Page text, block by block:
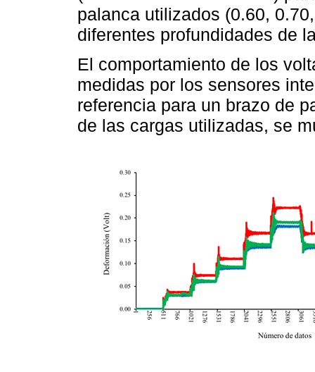
palanca utilizados (0.60,
diferentes profundidades de
El comportamiento de los
medidas por los sensores
referencia para un brazo de
de las cargas utilizadas, se